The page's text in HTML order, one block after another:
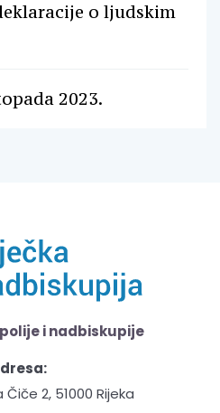
o ljudskim
2023.
i nadbiskupije
2, 51000 Rijeka